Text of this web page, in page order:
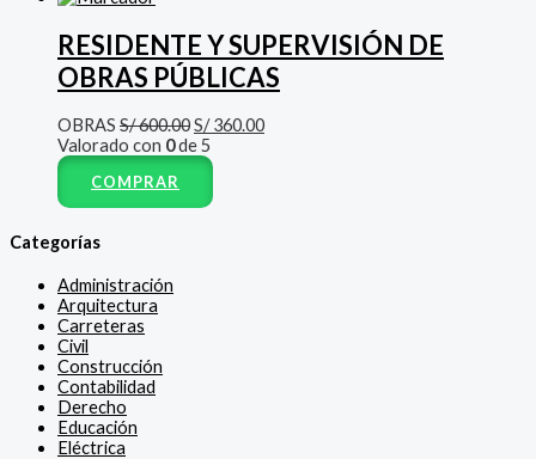
RESIDENTE Y SUPERVISIÓN DE
OBRAS PÚBLICAS
OBRAS S/600.00S/360.00
Valorado con 0de 5
COMPRAR
Categorías
Administración
Arquitectura
Carreteras
Civil
Construcción
Contabilidad
Derecho
Educación
Eléctrica